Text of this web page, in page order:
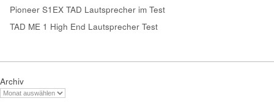
Pioneer S1EX TAD Lautsprecher im Test
TAD ME 1 High End Lautsprecher Test
Archiv